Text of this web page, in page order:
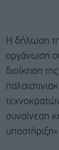
Η δήλωση
οργάνωση
διοίκηση
συναίνεση